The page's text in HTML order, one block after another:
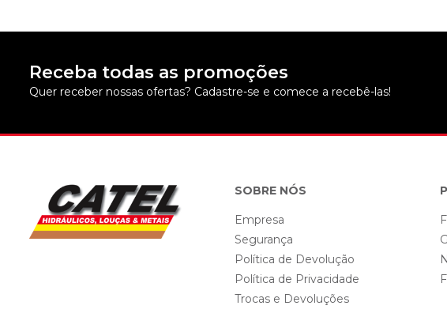
Receba todas as promoções
Quer receber nossas ofertas? Cadastre-se e comece a recebê-las!
SOBRE NÓS
Empresa
Segurança
Política de Devolução
Política de Privacidade
Trocas e Devoluções